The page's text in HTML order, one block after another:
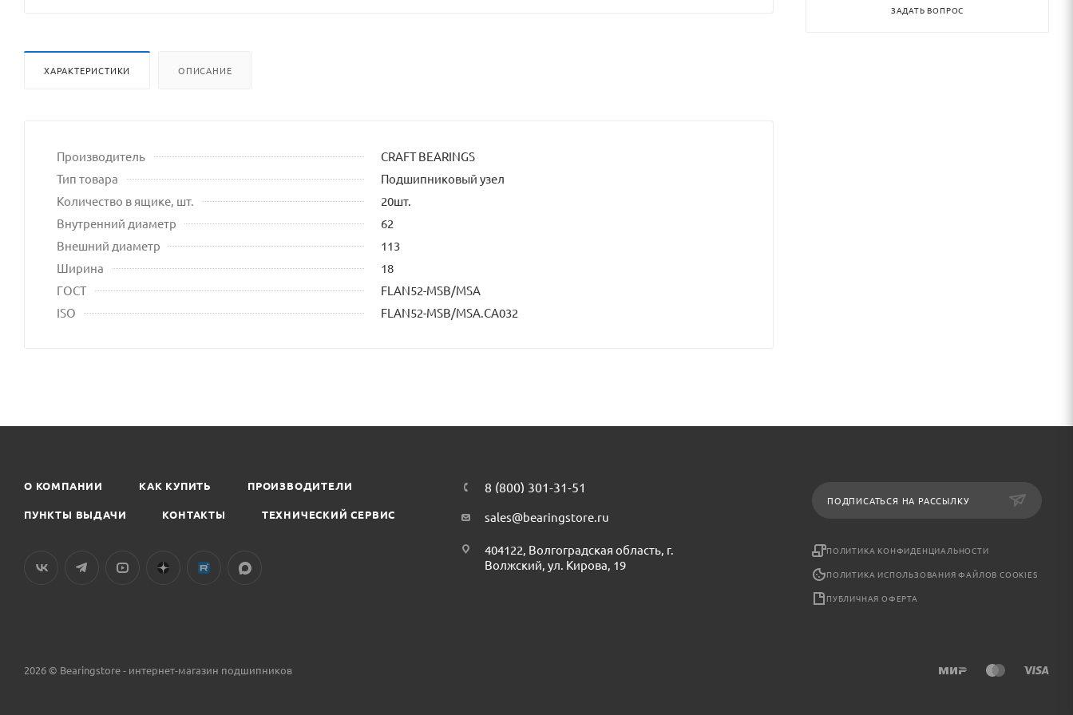
сайта
ХАРАКТЕРИСТИКИ ОПИСАНИЕ
Производитель
CRAFT BEARINGS
Тип товара
Подшипниковый узел
Количество в ящике, шт.
20шт.
Внутренний диаметр
62
Внешний диаметр
113
Ширина
18
ГОСТ
FLAN52-MSB/MSA
ISO
FLAN52-MSB/MSA.CA032
ЗАДАТЬ ВОПРОС
О КОМПАНИИ КАК КУПИТЬ ПРОИЗВОДИТЕЛИ
ПУНКТЫ ВЫДАЧИ КОНТАКТЫ ТЕХНИЧЕСКИЙ СЕРВИС
8 (800) 301-31-51
sales@bearingstore.ru
404122, Волгоградская область, г.
Волжский, ул. Кирова, 19
ПОДПИСАТЬСЯ НА РАССЫЛКУ
ПОЛИТИКА КОНФИДЕНЦИАЛЬНОСТИ
ПОЛИТИКА ИСПОЛЬЗОВАНИЯ ФАЙЛОВ COOKIES
ПУБЛИЧНАЯ ОФЕРТА
2026 © Bearingstore - интернет-магазин подшипников